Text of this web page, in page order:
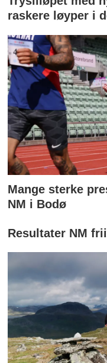
raskere løyper i
Mange sterke
NM i Bodø
Resultater NM